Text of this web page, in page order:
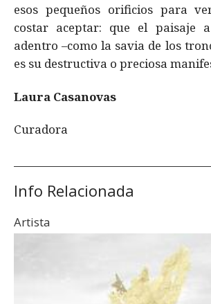
esos pequeños orificios para
costar aceptar: que el paisaje
adentro –como la savia de los
es su destructiva o preciosa
Laura Casanovas
Curadora
Info Relacionada
Artista